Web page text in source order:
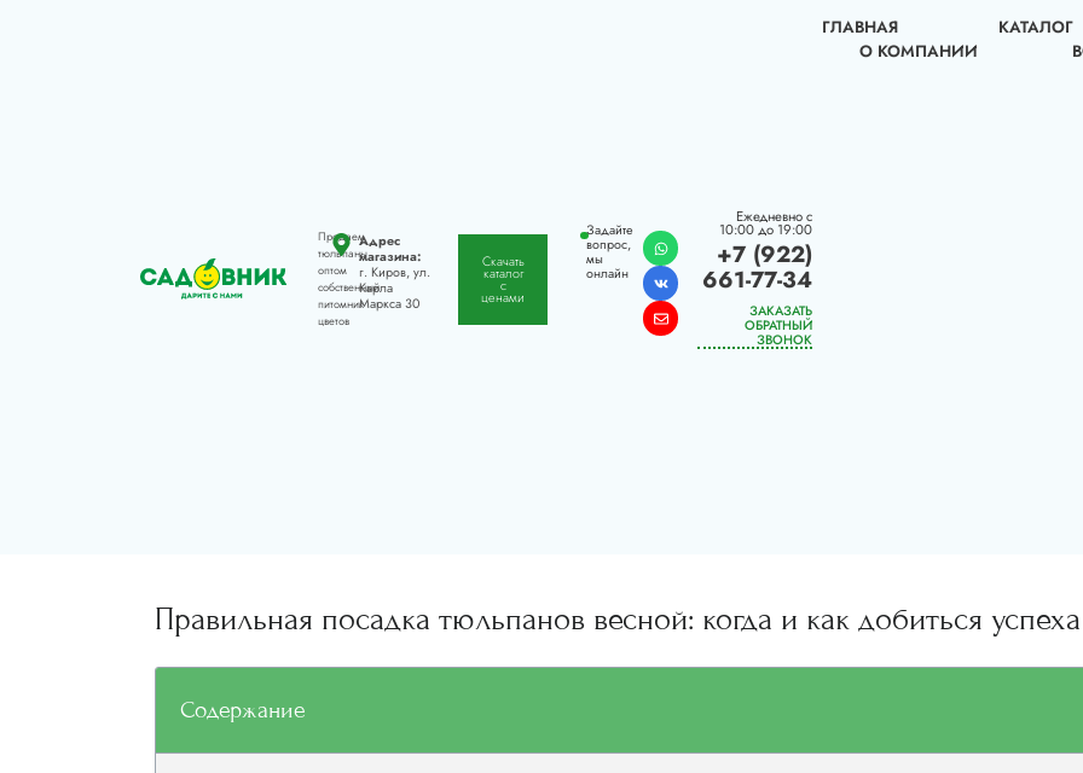
Продаем
тюльпаны
оптом
собственный
питомник
цветов
Адрес
магазина:
г. Киров, ул.
Карла
Маркса 30
Скачать
каталог
с
ценами
Задайте
вопрос,
мы
онлайн
Ежедневно с
10:00 до 19:00
+7 (922)
661-77-34
ЗАКАЗАТЬ
ОБРАТНЫЙ
ЗВОНОК
ГЛАВНАЯ КАТАЛОГ
О КОМПАНИИ
Правильная посадка тюльпанов весной: когда и как добиться успеха
Содержание